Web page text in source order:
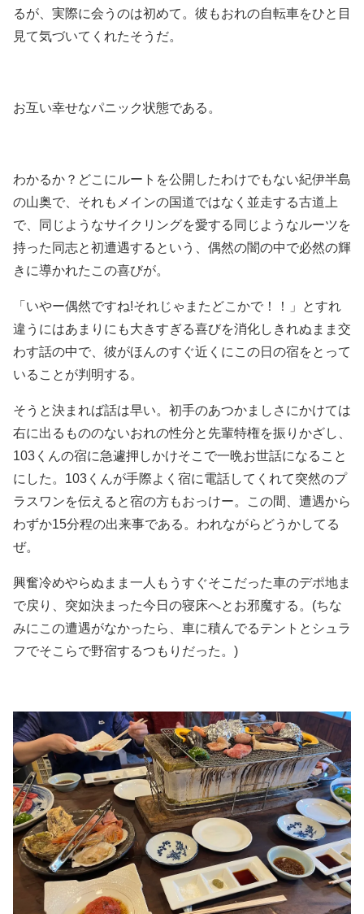
るが、実際に会うのは初めて。彼もおれの自転車をひと目
見て気づいてくれたそうだ。
お互い幸せなパニック状態である。
わかるか？どこにルートを公開したわけでもない紀伊半島
の山奥で、それもメインの国道ではなく並走する古道上
で、同じようなサイクリングを愛する同じようなルーツを
持った同志と初遭遇するという、偶然の闇の中で必然の輝
きに導かれたこの喜びが。
「いやー偶然ですね!それじゃまたどこかで！！」とすれ
違うにはあまりにも大きすぎる喜びを消化しきれぬまま交
わす話の中で、彼がほんのすぐ近くにこの日の宿をとって
いることが判明する。
そうと決まれば話は早い。初手のあつかましさにかけては
右に出るもののないおれの性分と先輩特権を振りかざし、
103くんの宿に急遽押しかけそこで一晩お世話になること
にした。103くんが手際よく宿に電話してくれて突然のプ
ラスワンを伝えると宿の方もおっけー。この間、遭遇から
わずか15分程の出来事である。われながらどうかしてる
ぜ。
興奮冷めやらぬまま一人もうすぐそこだった車のデポ地ま
で戻り、突如決まった今日の寝床へとお邪魔する。(ちな
みにこの遭遇がなかったら、車に積んでるテントとシュラ
フでそこらで野宿するつもりだった。)